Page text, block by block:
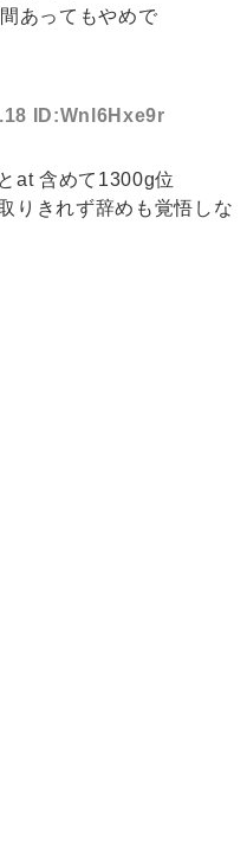
あってもやめで
ID:Wnl6Hxe9r
at 含めて1300g位
りきれず辞めも覚悟しな